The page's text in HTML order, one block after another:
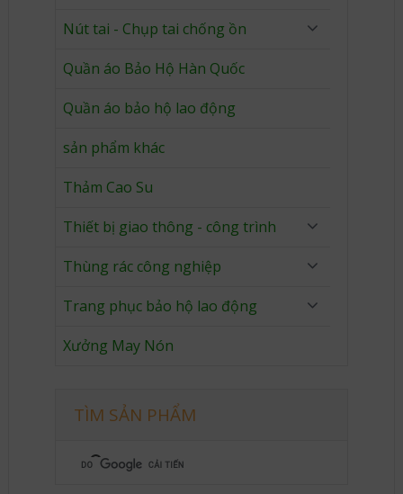
Nút tai - Chụp tai chống ồn
Quần áo Bảo Hộ Hàn Quốc
Quần áo bảo hộ lao động
sản phẩm khác
Thảm Cao Su
Thiết bị giao thông - công trình
Thùng rác công nghiệp
Trang phục bảo hộ lao động
Xưởng May Nón
TÌM SẢN PHẨM